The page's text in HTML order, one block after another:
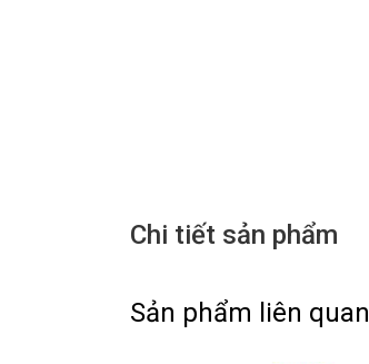
Chi tiết sản phẩm
Sản phẩm liên quan